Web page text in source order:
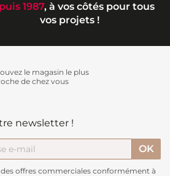
1987, à vos côtés pour tous
vos projets !
le magasin le plus
de chez vous
newsletter !
offres commerciales conformément à